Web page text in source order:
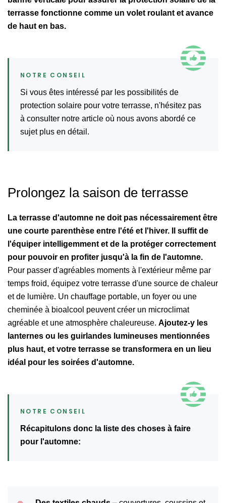
terrasse fonctionne comme un volet roulant et avance
de haut en bas.
Si vous êtes intéressé par les possibilités de
protection solaire pour votre terrasse, n'hésitez pas
à consulter notre article où nous avons abordé ce
sujet plus en détail.
Prolongez la saison de terrasse
La terrasse d'automne ne doit pas nécessairement être
une courte parenthèse entre l'été et l'hiver. Il suffit de
l'équiper intelligemment et de la protéger correctement
pour pouvoir en profiter jusqu'à la fin de l'automne.
Pour passer d'agréables moments à l'extérieur même par
temps froid, équipez votre terrasse d'une source de chaleur
et de lumière. Un chauffage portable, un foyer ou une
cheminée à bioalcool peuvent créer un microclimat
agréable et une atmosphère chaleureuse. Ajoutez-y les
lanternes ou les guirlandes lumineuses mentionnées
plus haut, et votre terrasse se transformera en un lieu
idéal pour les soirées d'automne.
Récapitulons donc la liste des choses à faire
pour l'automne: